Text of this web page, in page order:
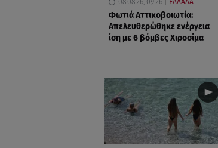
08.08.26, 09:26 ΕΛΛΑΔΑ
Φωτιά Αττικοβοιωτία:
Απελευθερώθηκε ενέργεια
ίση με 6 βόμβες Χιροσίμα